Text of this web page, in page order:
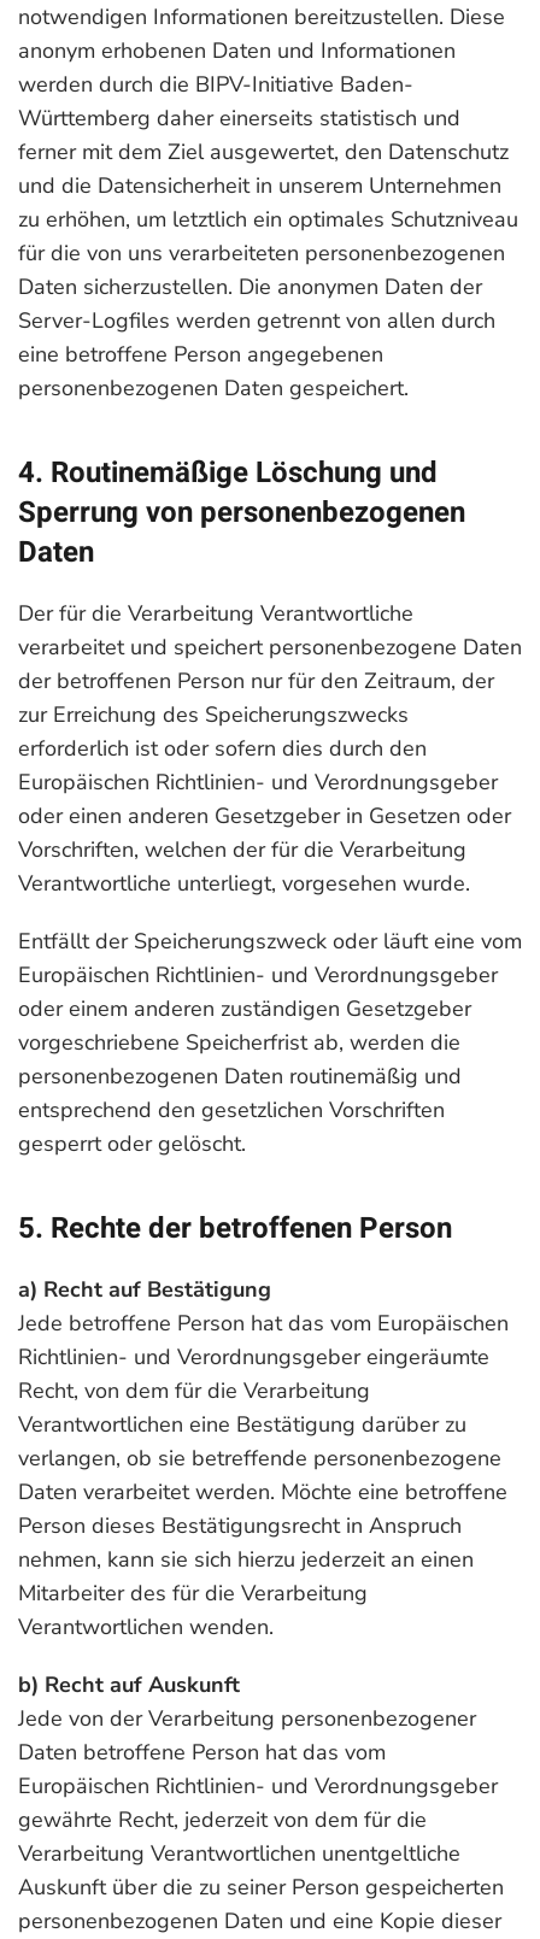
notwendigen Informationen bereitzustellen. Diese
anonym erhobenen Daten und Informationen
werden durch die BIPV-Initiative Baden-
Württemberg daher einerseits statistisch und
ferner mit dem Ziel ausgewertet, den Datenschutz
und die Datensicherheit in unserem Unternehmen
zu erhöhen, um letztlich ein optimales Schutzniveau
für die von uns verarbeiteten personenbezogenen
Daten sicherzustellen. Die anonymen Daten der
Server-Logfiles werden getrennt von allen durch
eine betroffene Person angegebenen
personenbezogenen Daten gespeichert.
4. Routinemäßige Löschung und
Sperrung von personenbezogenen
Daten
Der für die Verarbeitung Verantwortliche
verarbeitet und speichert personenbezogene Daten
der betroffenen Person nur für den Zeitraum, der
zur Erreichung des Speicherungszwecks
erforderlich ist oder sofern dies durch den
Europäischen Richtlinien- und Verordnungsgeber
oder einen anderen Gesetzgeber in Gesetzen oder
Vorschriften, welchen der für die Verarbeitung
Verantwortliche unterliegt, vorgesehen wurde.
Entfällt der Speicherungszweck oder läuft eine vom
Europäischen Richtlinien- und Verordnungsgeber
oder einem anderen zuständigen Gesetzgeber
vorgeschriebene Speicherfrist ab, werden die
personenbezogenen Daten routinemäßig und
entsprechend den gesetzlichen Vorschriften
gesperrt oder gelöscht.
5. Rechte der betroffenen Person
a) Recht auf Bestätigung
Jede betroffene Person hat das vom Europäischen
Richtlinien- und Verordnungsgeber eingeräumte
Recht, von dem für die Verarbeitung
Verantwortlichen eine Bestätigung darüber zu
verlangen, ob sie betreffende personenbezogene
Daten verarbeitet werden. Möchte eine betroffene
Person dieses Bestätigungsrecht in Anspruch
nehmen, kann sie sich hierzu jederzeit an einen
Mitarbeiter des für die Verarbeitung
Verantwortlichen wenden.
b) Recht auf Auskunft
Jede von der Verarbeitung personenbezogener
Daten betroffene Person hat das vom
Europäischen Richtlinien- und Verordnungsgeber
gewährte Recht, jederzeit von dem für die
Verarbeitung Verantwortlichen unentgeltliche
Auskunft über die zu seiner Person gespeicherten
personenbezogenen Daten und eine Kopie dieser